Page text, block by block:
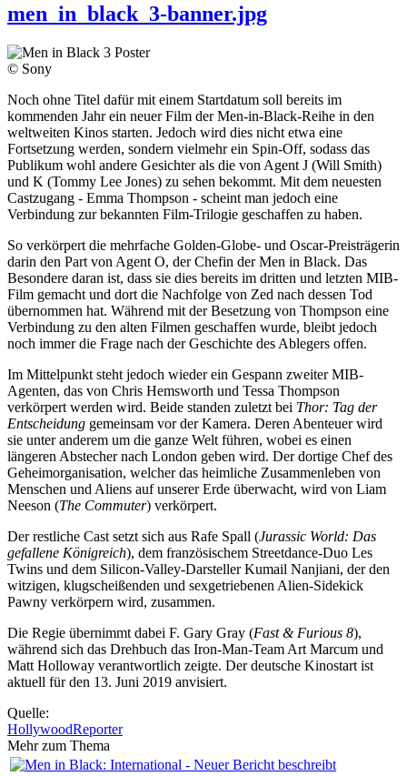
men_in_black_3-banner.jpg
© Sony
Noch ohne Titel dafür mit einem Startdatum soll bereits im
kommenden Jahr ein neuer Film der Men-in-Black-Reihe in den
weltweiten Kinos starten. Jedoch wird dies nicht etwa eine
Fortsetzung werden, sondern vielmehr ein Spin-Off, sodass das
Publikum wohl andere Gesichter als die von Agent J (Will Smith)
und K (Tommy Lee Jones) zu sehen bekommt. Mit dem neuesten
Castzugang - Emma Thompson - scheint man jedoch eine
Verbindung zur bekannten Film-Trilogie geschaffen zu haben.
So verkörpert die mehrfache Golden-Globe- und Oscar-Preisträgerin
darin den Part von Agent O, der Chefin der Men in Black. Das
Besondere daran ist, dass sie dies bereits im dritten und letzten MIB-
Film gemacht und dort die Nachfolge von Zed nach dessen Tod
übernommen hat. Während mit der Besetzung von Thompson eine
Verbindung zu den alten Filmen geschaffen wurde, bleibt jedoch
noch immer die Frage nach der Geschichte des Ablegers offen.
Im Mittelpunkt steht jedoch wieder ein Gespann zweiter MIB-
Agenten, das von Chris Hemsworth und Tessa Thompson
verkörpert werden wird. Beide standen zuletzt bei Thor: Tag der
Entscheidung gemeinsam vor der Kamera. Deren Abenteuer wird
sie unter anderem um die ganze Welt führen, wobei es einen
längeren Abstecher nach London geben wird. Der dortige Chef des
Geheimorganisation, welcher das heimliche Zusammenleben von
Menschen und Aliens auf unserer Erde überwacht, wird von Liam
Neeson (The Commuter) verkörpert.
Der restliche Cast setzt sich aus Rafe Spall (Jurassic World: Das
gefallene Königreich), dem französischem Streetdance-Duo Les
Twins und dem Silicon-Valley-Darsteller Kumail Nanjiani, der den
witzigen, klugscheißenden und sexgetriebenen Alien-Sidekick
Pawny verkörpern wird, zusammen.
Die Regie übernimmt dabei F. Gary Gray (Fast & Furious 8),
während sich das Drehbuch das Iron-Man-Team Art Marcum und
Matt Holloway verantwortlich zeigte. Der deutsche Kinostart ist
aktuell für den 13. Juni 2019 anvisiert.
Quelle:
HollywoodReporter
Mehr zum Thema